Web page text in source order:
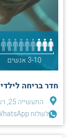
3-10 אנשים
חדר בריחה
התעשייה 25, רעננה
לשלוח WhatsApp